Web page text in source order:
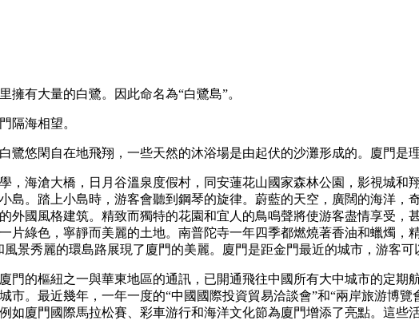
有大量的白鷺。因此命名為“白鷺島”。
隔海相望。
鷺悠閑自在地飛翔，一些天然的沐浴場是由起伏的沙灘形成的。廈門是
海滄大橋，日月谷溫泉度假村，同安蓮花山國家森林公園，影視城和
。踏上小島時，游客會聽到鋼琴的旋律。蔚藍的天空，廣闊的海洋，
外國風格建筑。精致而獨特的花園和宜人的鳥鳴聲將使游客盡情享受，
綠色，寧靜而美麗的土地。南普陀寺一年四季都燃燒著香油和蠟燭，
景秀麗的環島路展現了廈門的美麗。廈門是距金門最近的城市，游客可
的樞紐之一與華東地區的通訊，已開通飛往中國所有大中城市的定期
。最近幾年，一年一度的“中國國際投資貿易洽談會”和“兩岸旅游博覽
廈門國際馬拉松賽、彩車游行和海洋文化節為廈門增添了亮點。這些